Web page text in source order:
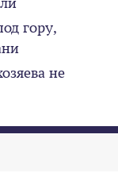
гору,
не